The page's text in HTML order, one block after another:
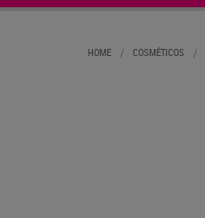
HOME COSMÉTICOS